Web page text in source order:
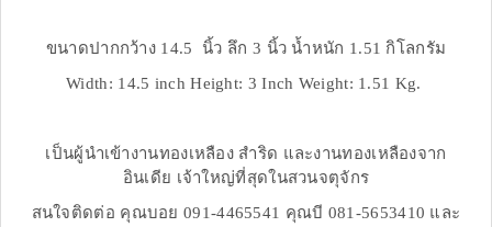
ขนาดปากกว้าง 14.5 นิ้ว ลึก 3 นิ้ว น้ำหนัก 1.51 กิโลกรัม
Width: 14.5 inch Height: 3 Inch Weight: 1.51 Kg.
เป็นผู้นำเข้างานทองเหลือง สำริด และงานทองเหลืองจาก
อินเดีย เจ้าใหญ่ที่สุดในสวนจตุจักร
สนใจติดต่อ คุณบอย 091-4465541 คุณบี 081-5653410 และ